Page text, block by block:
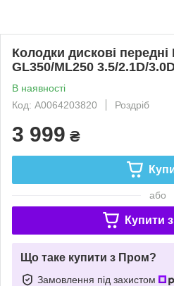
Колодки дискові
GL350/ML250 3.5/2.1D/
В наявності
Код: A0064203820
Роздріб
3 999 ₴
або
Купити з
Що таке купити з Пром?
Замовлення під захистом